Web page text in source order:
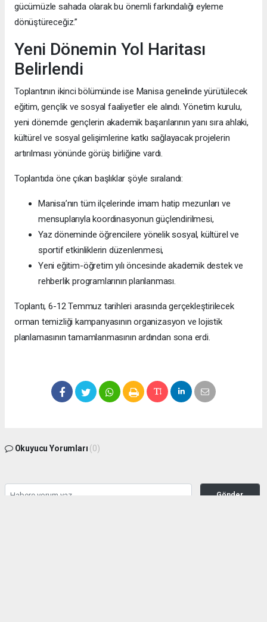
gücümüzle sahada olarak bu önemli farkındalığı eyleme
dönüştüreceğiz.”
Yeni Dönemin Yol Haritası
Belirlendi
Toplantının ikinci bölümünde ise Manisa genelinde yürütülecek
eğitim, gençlik ve sosyal faaliyetler ele alındı. Yönetim kurulu,
yeni dönemde gençlerin akademik başarılarının yanı sıra ahlaki,
kültürel ve sosyal gelişimlerine katkı sağlayacak projelerin
artırılması yönünde görüş birliğine vardı.
Toplantıda öne çıkan başlıklar şöyle sıralandı:
Manisa’nın tüm ilçelerinde imam hatip mezunları ve
mensuplarıyla koordinasyonun güçlendirilmesi,
Yaz döneminde öğrencilere yönelik sosyal, kültürel ve
sportif etkinliklerin düzenlenmesi,
Yeni eğitim-öğretim yılı öncesinde akademik destek ve
rehberlik programlarının planlanması.
Toplantı, 6-12 Temmuz tarihleri arasında gerçekleştirilecek
orman temizliği kampanyasının organizasyon ve lojistik
planlamasının tamamlanmasının ardından sona erdi.
Okuyucu Yorumları (0)
Gönder